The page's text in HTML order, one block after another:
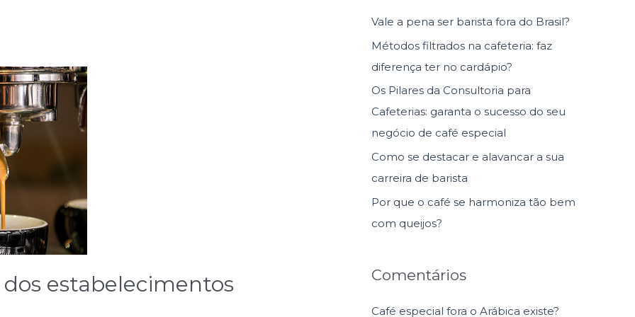
estabelecimentos
s
a
r
p
o
r
:
Vale a pena ser barista fora do Brasil?
Métodos filtrados na cafeteria: faz
diferença ter no cardápio?
Os Pilares da Consultoria para
Cafeterias: garanta o sucesso do seu
negócio de café especial
Como se destacar e alavancar a sua
carreira de barista
Por que o café se harmoniza tão bem
com queijos?
Comentários
Café especial fora o Arábica existe?